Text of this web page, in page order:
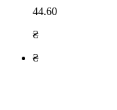
44.60
₴
₴